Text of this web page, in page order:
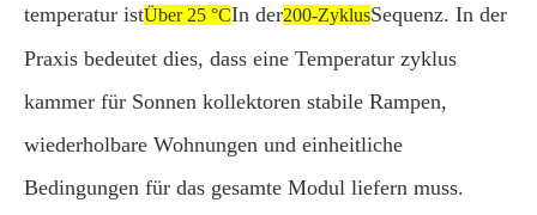
temperatur istÜber 25 °CIn der200-ZyklusSequenz. In der
Praxis bedeutet dies, dass eine Temperatur zyklus
kammer für Sonnen kollektoren stabile Rampen,
wiederholbare Wohnungen und einheitliche
Bedingungen für das gesamte Modul liefern muss.